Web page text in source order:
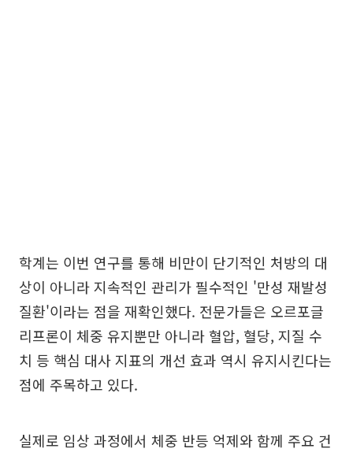
학계는 이번 연구를 통해 비만이 단기적인 처방의 대
상이 아니라 지속적인 관리가 필수적인 '만성 재발성
질환'이라는 점을 재확인했다. 전문가들은 오르포글
리프론이 체중 유지뿐만 아니라 혈압, 혈당, 지질 수
치 등 핵심 대사 지표의 개선 효과 역시 유지시킨다는
점에 주목하고 있다.
실제로 임상 과정에서 체중 반등 억제와 함께 주요 건